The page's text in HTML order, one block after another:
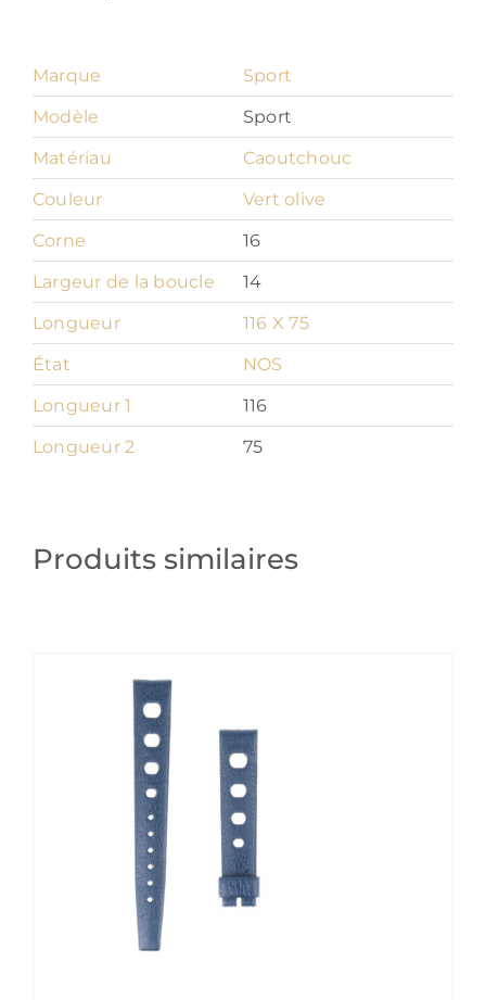
Marque
Sport
Modèle
Sport
Matériau
Caoutchouc
Couleur
Vert olive
Corne
16
Largeur de la boucle
14
Longueur
116 X 75
État
NOS
Longueur 1
116
Longueur 2
75
Produits similaires